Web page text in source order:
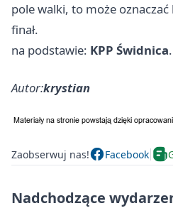
pole walki, to może
finał.
na podstawie: KPP Świdnica.
Autor:krystian
Zaobserwuj nas! Facebook
Nadchodzące